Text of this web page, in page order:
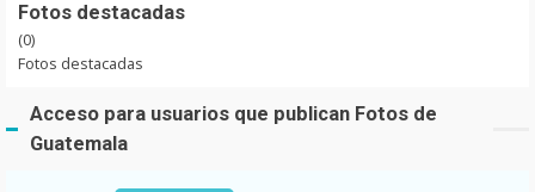
Fotos destacadas
(0)
Fotos destacadas
Acceso para usuarios que publican Fotos de
Guatemala